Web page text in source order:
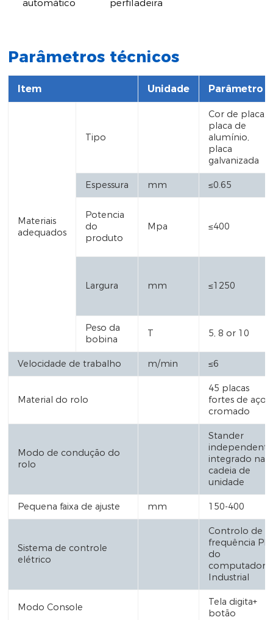
automático
perfiladeira
Parâmetros técnicos
Item Unidade Parâmetro
Materiais
adequados
Tipo
Cor de placa,
placa de
alumínio,
placa
galvanizada
Espessura mm ≤0.65
Potencia
do
produto
Mpa ≤400
Largura mm ≤1250
Peso da
bobina
T 5, 8 or 10
Velocidade de trabalho m/min ≤6
Material do rolo
45 placas
fortes de aço
cromado
Modo de condução do
rolo
Stander
integrado na
cadeia de
unidade
Pequena faixa de ajuste mm 150-400
Sistema de controle
elétrico
Controlo de
frequência
do
computador
Industrial
Modo Console
Tela digita+
botão